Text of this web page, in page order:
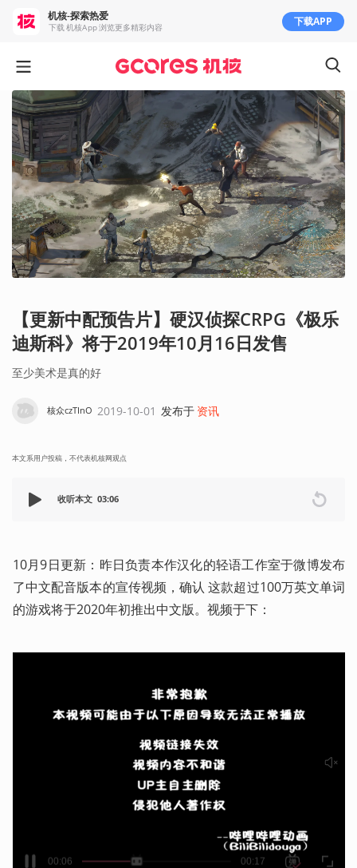
【更新中配预告片】硬汉侦探CRPG《极乐
迪斯科》将于2019年10月16日发售
至少美术是真的好
核众czTInO 2019-10-01 发布于 资讯
本文系用户投稿，不代表机核网观点
收听本文 03:06
10月9日更新：昨日负责本作汉化的轻语工作室于微博发布
了中文配音版本的宣传视频，确认 这款超过100万英文单词
的游戏将于2020年初推出中文版。视频于下：
机核-探索热爱
下载 机核App 浏览更多精彩内容 下载APP